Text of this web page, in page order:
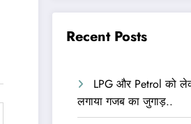
Recent Posts
LPG और Petrol को
लगाया गजब का जुगाड़..